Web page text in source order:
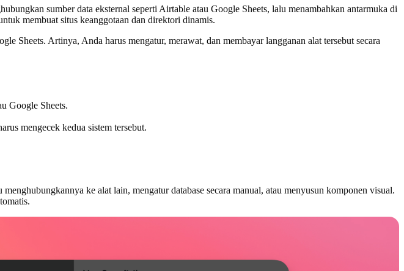
sumber data eksternal seperti Airtable atau Google Sheets, lalu menambahkan antarmuka di
membuat situs keanggotaan dan direktori dinamis.
Sheets. Artinya, Anda harus mengatur, merawat, dan membayar langganan alat tersebut secara
Google Sheets.
mengecek kedua sistem tersebut.
ke alat lain, mengatur database secara manual, atau menyusun komponen visual.